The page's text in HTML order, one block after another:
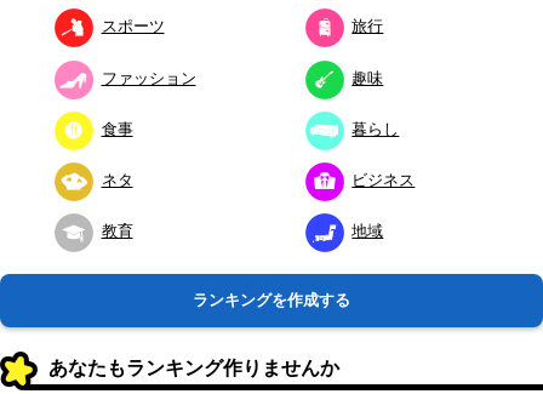
スポーツ 旅行
ファッション 趣味
食事 暮らし
ネタ ビジネス
教育 地域
ランキングを作成する
あなたもランキング作りませんか